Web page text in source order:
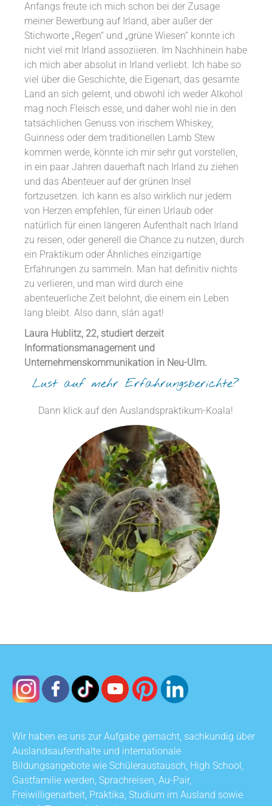
Anfangs freute ich mich schon bei der Zusage
meiner Bewerbung auf Irland, aber außer der
Stichworte „Regen“ und „grüne Wiesen“ konnte ich
nicht viel mit Irland assoziieren. Im Nachhinein habe
ich mich aber absolut in Irland verliebt. Ich habe so
viel über die Geschichte, die Eigenart, das gesamte
Land an sich gelernt, und obwohl ich weder Alkohol
mag noch Fleisch esse, und daher wohl nie in den
tatsächlichen Genuss von irischem Whiskey,
Guinness oder dem traditionellen Lamb Stew
kommen werde, könnte ich mir sehr gut vorstellen,
in ein paar Jahren dauerhaft nach Irland zu ziehen
und das Abenteuer auf der grünen Insel
fortzusetzen. Ich kann es also wirklich nur jedem
von Herzen empfehlen, für einen Urlaub oder
natürlich für einen längeren Aufenthalt nach Irland
zu reisen, oder generell die Chance zu nutzen, durch
ein Praktikum oder Ähnliches einzigartige
Erfahrungen zu sammeln. Man hat definitiv nichts
zu verlieren, und man wird durch eine
abenteuerliche Zeit belohnt, die einem ein Leben
lang bleibt. Also dann, slán agat!
Laura Hublitz, 22, studiert derzeit
Informationsmanagement und
Unternehmenskommunikation in Neu-Ulm.
Lust auf mehr Erfahrungsberichte?
Dann klick auf den Auslandspraktikum-Koala!
Wir haben es uns zur Aufgabe gemacht, sachkundig über
Auslandsaufenthalte und internationale
Bildungsangebote wie Schüleraustausch, High School,
Gastfamilie werden, Sprachreisen, Au-Pair,
Freiwilligenarbeit, Praktika, Studium im Ausland sowie